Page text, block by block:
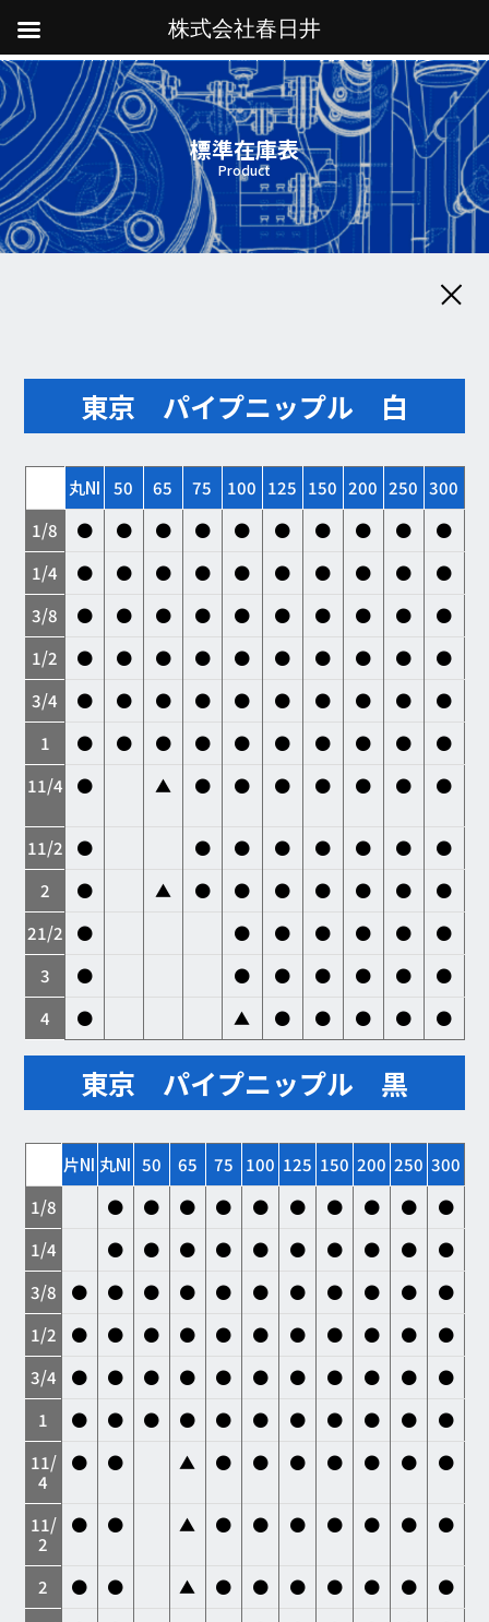
標準在庫表
Product
東京 パイプニップル 白
丸NI 50 65 75 100 125 150 200 250 300
1/8
● ● ● ● ● ● ● ● ●
●
1/4
● ● ● ● ● ● ● ● ●
●
3/8
● ● ● ● ● ● ● ● ●
●
1/2
● ● ● ● ● ● ● ● ●
●
3/4
● ● ● ● ● ● ● ● ●
●
1
● ● ● ● ● ● ● ● ●
●
11/4
● ▲ ● ● ● ● ● ● ●
11/2 ● ● ● ● ● ● ●
●
2
● ▲ ● ● ● ● ● ●
●
21/2
● ● ● ● ● ●
●
3
● ● ● ● ● ●
●
4
● ▲ ● ● ● ● ●
東京 パイプニップル 黒
片NI 丸NI 50 65 75 100 125 150 200 250 300
1/8
● ● ● ● ● ● ● ● ●
●
1/4
● ● ● ● ● ● ● ● ●
●
3/8
● ● ● ● ● ● ● ● ● ●
●
1/2
● ● ● ● ● ● ● ● ● ●
●
3/4
● ● ● ● ● ● ● ● ● ●
●
1
● ● ● ● ● ● ● ● ● ●
●
11/
4
● ● ▲ ● ● ● ● ● ● ●
11/
2
● ● ▲ ● ● ● ● ● ● ●
2 ● ● ▲ ● ● ● ● ● ●
●
株式会社春日井